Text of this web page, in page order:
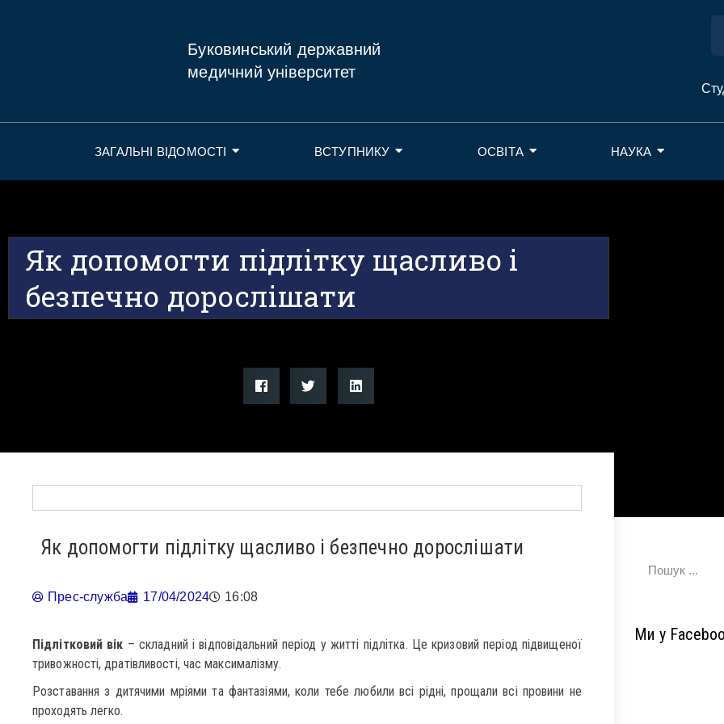
Буковинський державний
медичний університет
ЗАГАЛЬНІ ВІДОМОСТІ ВСТУПНИКУ ОСВІТА НАУКА
Як допомогти підлітку щасливо і
безпечно дорослішати
Як допомогти підлітку щасливо і безпечно дорослішати
Прес-служба 17/04/2024 16:08
Підлітковий вік – складний і відповідальний період у житті підлітка. Це кризовий період підвищеної
тривожності, дратівливості, час максималізму.
Розставання з дитячими мріями та фантазіями, коли тебе любили всі рідні, прощали всі провини не
проходять легко.
Ми у